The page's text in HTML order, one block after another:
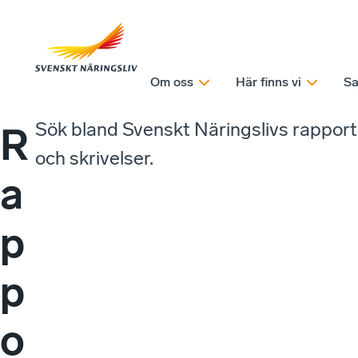
Om oss Här finns vi
R
a
p
p
o
Sök bland Svenskt Näringslivs
och skrivelser.